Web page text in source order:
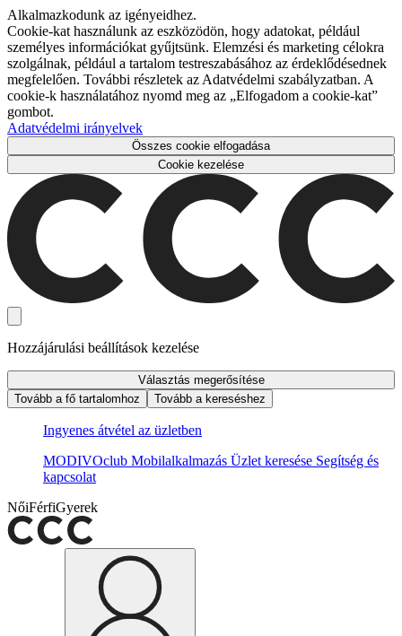
Alkalmazkodunk az igényeidhez.
Cookie-kat használunk az eszközödön, hogy adatokat, például
személyes információkat gyűjtsünk. Elemzési és marketing célokra
szolgálnak, például a tartalom testreszabásához az érdeklődésednek
megfelelően. További részletek az Adatvédelmi szabályzatban. A
cookie-k használatához nyomd meg az „Elfogadom a cookie-kat”
gombot.
Adatvédelmi irányelvek
Összes cookie elfogadása
Cookie kezelése
Hozzájárulási beállítások kezelése
Választás megerősítése
Tovább a fő tartalomhoz
Tovább a kereséshez
Ingyenes átvétel az üzletben
MODIVOclub Mobilalkalmazás Üzlet keresése Segítség és
kapcsolat
NőiFérfiGyerek